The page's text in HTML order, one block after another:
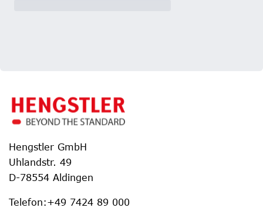
Hengstler GmbH
Uhlandstr. 49
D-78554 Aldingen
Telefon:+49 7424 89 000